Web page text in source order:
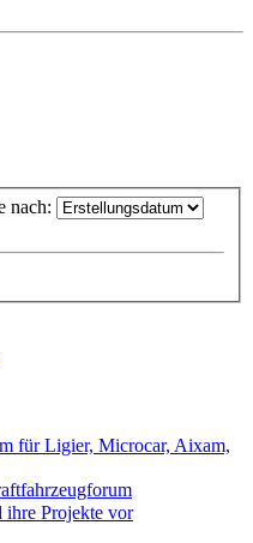
nach:
für Ligier, Microcar, Aixam,
Projekte vor